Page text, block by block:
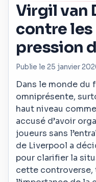
Virgil van
contre les
pression
Publie le 25 janvier
Dans le monde du
omniprésente,
haut niveau
accusé d’avoir
joueurs sans
de Liverpool a
pour clarifier la
cette controverse,